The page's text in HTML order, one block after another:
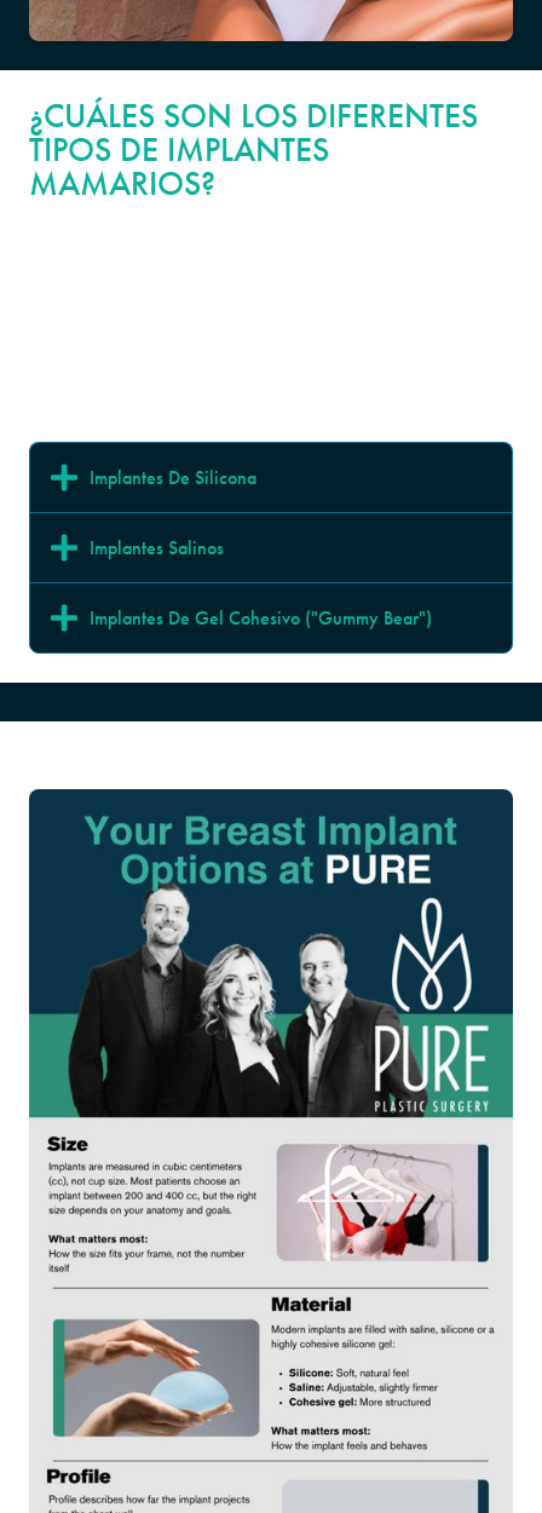
¿CUÁLES SON LOS DIFERENTES
TIPOS DE IMPLANTES
MAMARIOS?
Implantes De Silicona
Implantes Salinos
Implantes De Gel Cohesivo ("Gummy Bear")